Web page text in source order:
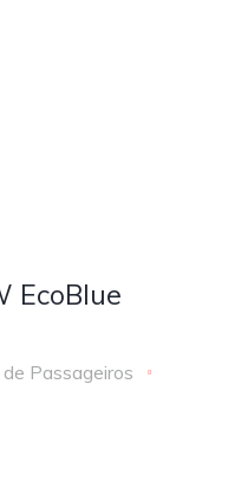
EcoBlue
de Passageiros